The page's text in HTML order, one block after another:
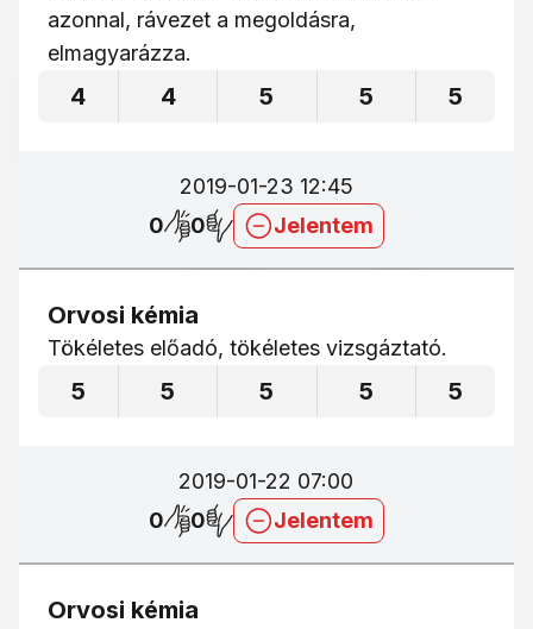
azonnal, rávezet a megoldásra,
elmagyarázza.
4 4 5 5 5
2019-01-23 12:45
0
0 Jelentem
Orvosi kémia
Tökéletes előadó, tökéletes vizsgáztató.
5 5 5 5 5
2019-01-22 07:00
0
0 Jelentem
Orvosi kémia